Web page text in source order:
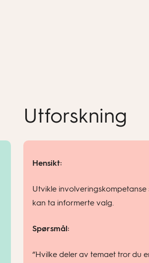
Utforskning
Hensikt:
Utvikle involveringskompetanse
kan ta informerte valg.
Spørsmål:
“Hvilke deler av temaet tror du